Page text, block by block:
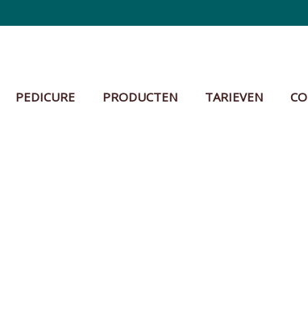
PEDICURE PRODUCTEN TARIEVEN